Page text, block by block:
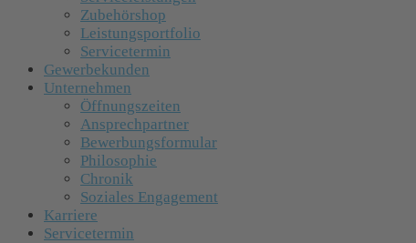
Zubehörshop
Leistungsportfolio
Servicetermin
Gewerbekunden
Unternehmen
Öffnungszeiten
Ansprechpartner
Bewerbungsformular
Philosophie
Chronik
Soziales Engagement
Karriere
Servicetermin